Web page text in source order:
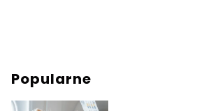
Popularne